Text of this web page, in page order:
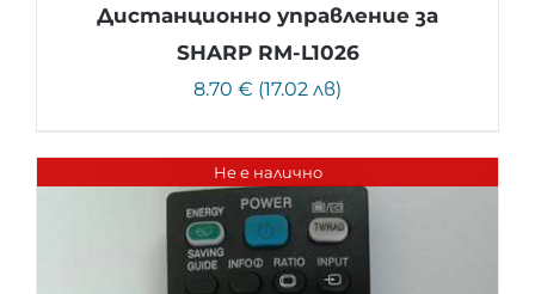
Дистанционно управление за
SHARP RM-L1026
8.70 € (17.02 лв)
Не е налично